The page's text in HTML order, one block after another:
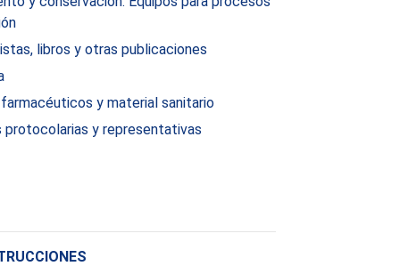
libros y otras publicaciones
y material sanitario
protocolarias y representativas